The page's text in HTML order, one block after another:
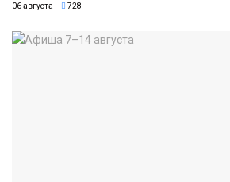
06 августа 728